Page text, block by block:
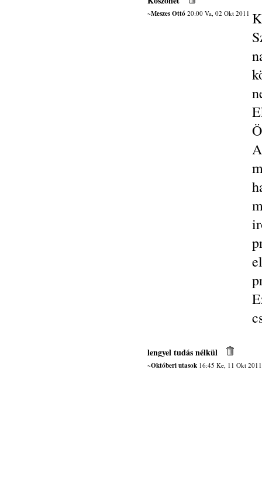
~Meszes Ottó20:00 Va, 02 Okt 2011
lengyel tudás nélkül
~Októberi utasok16:45 Ke, 11 Okt 2011